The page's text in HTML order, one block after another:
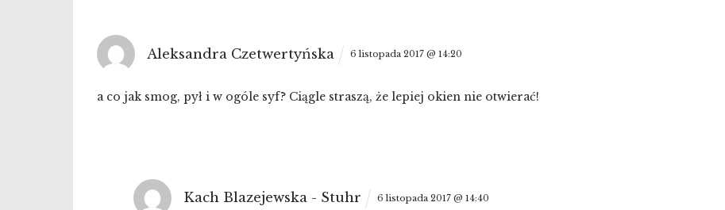
Aleksandra Czetwertyńska 6 listopada 2017 @ 14:20
a co jak smog, pył i w ogóle syf? Ciągle straszą, że lepiej okien nie otwierać!
Kach Blazejewska - Stuhr 6 listopada 2017 @ 14:40